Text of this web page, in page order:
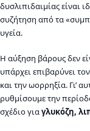
δυσλιπιδαιμίας είναι
συζήτηση από τα
υγεία.
Η αύξηση βάρους δεν
υπάρχει επιβαρύνει
και την ωορρηξία. Γι’
ρυθμίσουμε την
σχέδιο γιαγλυκόζη,